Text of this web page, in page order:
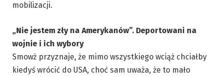
mobilizacji.
„Nie jestem zły na Amerykanów”. Deportowani na
wojnie i ich wybory
Smowż przyznaje, że mimo wszystkiego wciąż chciałby
kiedyś wrócić do USA, choć sam uważa, że to mało